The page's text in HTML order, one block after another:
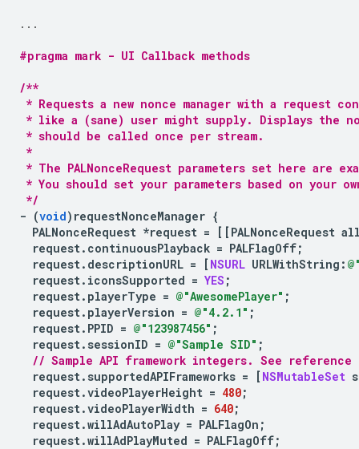
...
#pragma mark - UI Callback methods
/**
* Requests a new nonce manager with a request
* like a (sane) user might supply. Displays the
* should be called once per stream.
*
* The PALNonceRequest parameters set here are
* You should set your parameters based on your
*/
- (void) requestNonceManager {
PALNonceRequest *request = [[ PALNonceRequest
request. continuousPlayback = PALFlagOff;
request. descriptionURL = [ NSURL URLWithString :
request. iconsSupported = YES ;
request. playerType = @"AwesomePlayer" ;
request. playerVersion = @"4.2.1" ;
request. PPID = @"123987456" ;
request. sessionID = @"Sample SID" ;
// Sample API framework integers. See
request. supportedAPIFrameworks = [ NSMutableSet
request.videoPlayerHeight = 480;
request.videoPlayerWidth = 640;
request.willAdAutoPlay = PALFlagOn ;
request.willAdPlayMuted = PALFlagOff;